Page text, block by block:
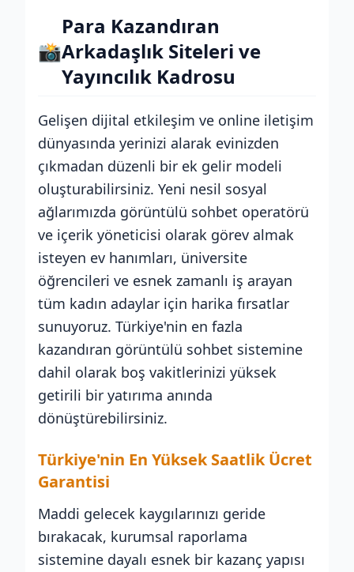
📸
Para Kazandıran
Arkadaşlık Siteleri ve
Yayıncılık Kadrosu
Gelişen dijital etkileşim ve online iletişim
dünyasında yerinizi alarak evinizden
çıkmadan düzenli bir ek gelir modeli
oluşturabilirsiniz. Yeni nesil sosyal
ağlarımızda görüntülü sohbet operatörü
ve içerik yöneticisi olarak görev almak
isteyen ev hanımları, üniversite
öğrencileri ve esnek zamanlı iş arayan
tüm kadın adaylar için harika fırsatlar
sunuyoruz. Türkiye'nin en fazla
kazandıran görüntülü sohbet sistemine
dahil olarak boş vakitlerinizi yüksek
getirili bir yatırıma anında
dönüştürebilirsiniz.
Türkiye'nin En Yüksek Saatlik Ücret
Garantisi
Maddi gelecek kaygılarınızı geride
bırakacak, kurumsal raporlama
sistemine dayalı esnek bir kazanç yapısı